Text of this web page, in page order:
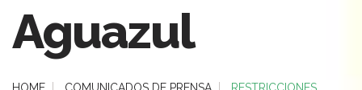
Aguazul
HOME COMUNICADOS DE PRENSA
RESTRICCIONES